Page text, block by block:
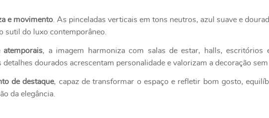
e movimento. As pinceladas verticais em tons neutros, azul suave e
sutil do luxo contemporâneo.
atemporais, a imagem harmoniza com salas de estar, halls, escritórios
dourados acrescentam personalidade e valorizam a decoração
de destaque, capaz de transformar o espaço e refletir bom gosto,
da elegância.